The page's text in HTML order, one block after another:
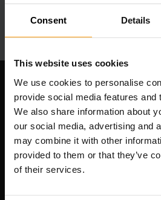
Consent Details
This website uses cookies
We use cookies to personalise
provide social media features and
We also share information about
our social media, advertising and
may combine it with other
provided to them or that they’ve
of their services.
vandaag nog uw eigen Yogbox 2.0
Ons bedrijf
Scalable Hosting Solutions OÜ
Registratiecode: 14652605
btw-nummer: EE102133820